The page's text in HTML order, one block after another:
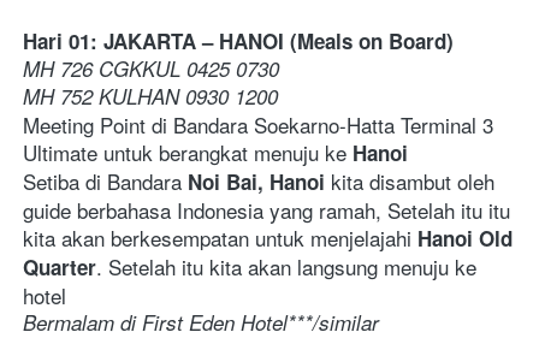
Hari 01: JAKARTA – HANOI (Meals on Board)
MH 726 CGKKUL 0425 0730
MH 752 KULHAN 0930 1200
Meeting Point di Bandara Soekarno-Hatta Terminal 3
Ultimate untuk berangkat menuju ke Hanoi
Setiba di Bandara Noi Bai, Hanoi kita disambut oleh
guide berbahasa Indonesia yang ramah, Setelah itu itu
kita akan berkesempatan untuk menjelajahi Hanoi Old
Quarter. Setelah itu kita akan langsung menuju ke
hotel
Bermalam di First Eden Hotel***/similar